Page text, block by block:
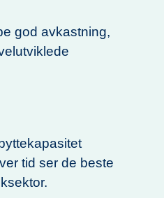
god avkastning,
tid ser de beste